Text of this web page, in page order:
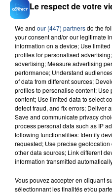
23 juillet 2026
INCENDIE MORTEL À
SON BÉBÉ ENTRE LA
Un homme s'est immolé
aspergé sa compagne
d'un liquide inflammable.
20 juillet 2026
UNE ADOLESCENTE
Le respect de votre
We and our (447) partnersdo the
your consent and/or our legitimate
information on a device; Use
profiles for personalised
advertising; Measure advertising
performance; Understand
of data from different sources;
profiles to personalise content;
content; Use limited data to select
detect fraud, and fix errors; Deliver
Save and communicate privacy
process personal data such as IP
following functionalities: Identify
requested; Use precise
other data sources; Link different
information transmitted
Vous pouvez accepter en cliquant
sélectionnant les finalités et/ou